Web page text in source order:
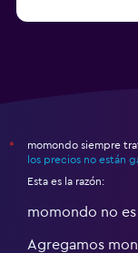
*
momondo siempre
los precios no están
Esta es la razón:
momondo no
Agregamos